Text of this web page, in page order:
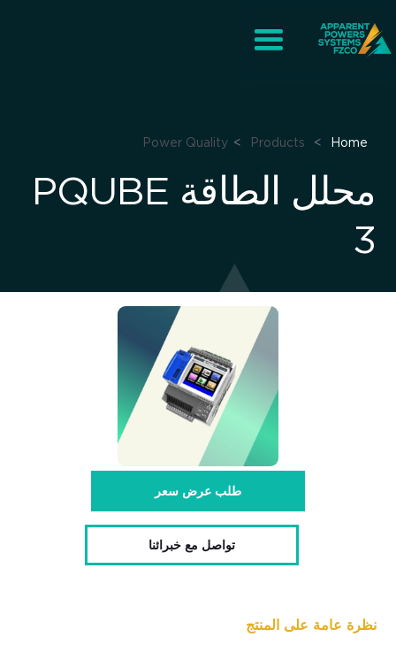
Home
>
Products
>
Power Quality
محلل الطاقة PQUBE
3
نظرة عامة على المنتج
طلب عرض سعر
تواصل مع خبرائنا